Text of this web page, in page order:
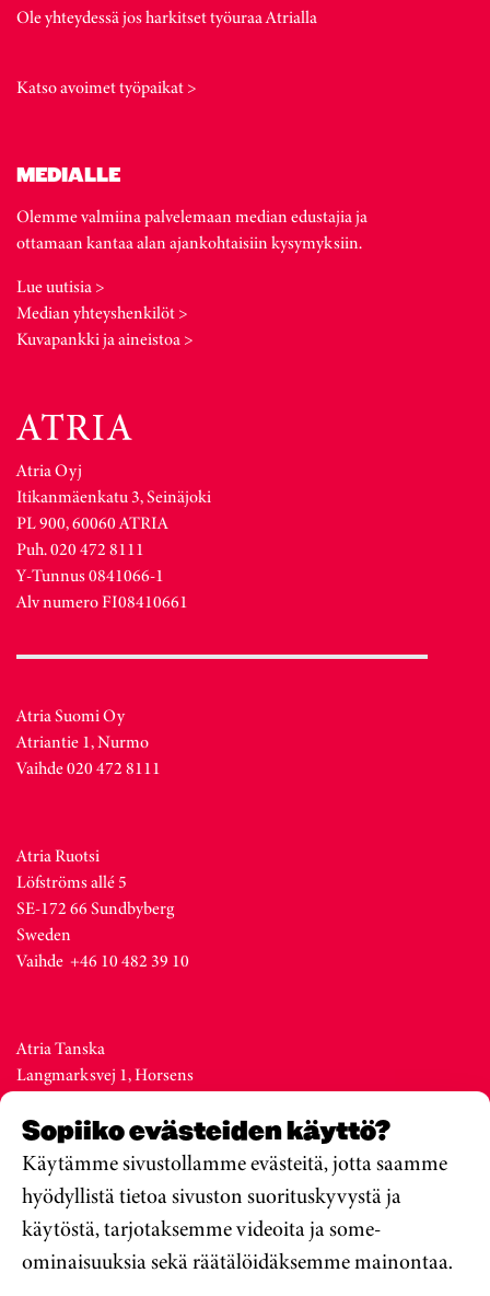
Sopiiko evästeiden käyttö?
Käytämme sivustollamme evästeitä, jotta saamme
hyödyllistä tietoa sivuston suorituskyvystä ja
käytöstä, tarjotaksemme videoita ja some-
ominaisuuksia sekä räätälöidäksemme mainontaa.
Ole yhteydessä jos harkitset työuraa Atrialla
Katso avoimet työpaikat >
MEDIALLE
Olemme valmiina palvelemaan median edustajia ja
ottamaan kantaa alan ajankohtaisiin kysymyksiin.
Lue uutisia >
Median yhteyshenkilöt >
Kuvapankki ja aineistoa >
Atria Oyj
Itikanmäenkatu 3, Seinäjoki
PL 900, 60060 ATRIA
Puh. 020 472 8111
Y-Tunnus 0841066-1
Alv numero FI08410661
Atria Suomi Oy
Atriantie 1, Nurmo
Vaihde 020 472 8111
Atria Ruotsi
Löfströms allé 5
SE-172 66 Sundbyberg
Sweden
Vaihde +46 10 482 39 10
Atria Tanska
Langmarksvej 1, Horsens
Denmark
Vaihde +45 76 28 25 00
Atria Viro
Metsa str. 19, Valga